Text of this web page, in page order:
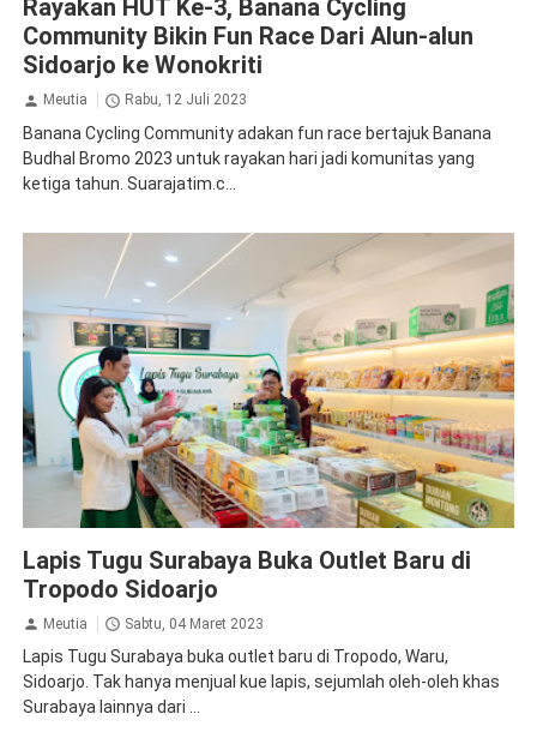
Rayakan HUT Ke-3, Banana Cycling
Community Bikin Fun Race Dari Alun-alun
Sidoarjo ke Wonokriti
Meutia Rabu, 12 Juli 2023
Banana Cycling Community adakan fun race bertajuk Banana
Budhal Bromo 2023 untuk rayakan hari jadi komunitas yang
ketiga tahun. Suarajatim.c...
Lapis Tugu Surabaya Buka Outlet Baru di
Tropodo Sidoarjo
Meutia Sabtu, 04 Maret 2023
Lapis Tugu Surabaya buka outlet baru di Tropodo, Waru,
Sidoarjo. Tak hanya menjual kue lapis, sejumlah oleh-oleh khas
Surabaya lainnya dari ...